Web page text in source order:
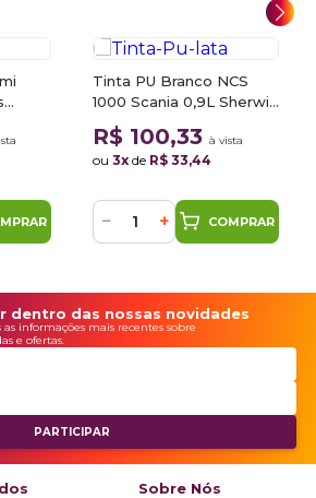
Tinta PU Branco NCS
1000 Scania 0,9L Sherwin
Williams
R$ 100,33 à vista
ou 3x de R$ 33,44
− + COMPRAR
dentro das nossas novidades
as informações mais recentes sobre
e ofertas.
Sobre Nós